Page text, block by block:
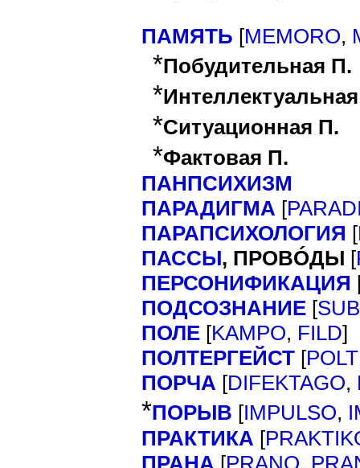
ПАМЯТЬ [MEMORO,
*Побудительная П.
*
*Ситуационная П.
*Фактовая П.
ПАНПСИХИЗМ
ПАРАДИГМА [
ПАРАПСИХОЛОГИЯ [
ПАССЫ, ПРОВÓДЫ [
ПЕРСОНИФИКАЦИЯ
ПОДСОЗНАНИЕ [
ПОЛЕ [KAMPO, FILD]
ПОЛТЕРГЕЙСТ [
ПОРЧА [DIFEKTAGO,
*ПОРЫВ [IMPULSO,
ПРАКТИКА [